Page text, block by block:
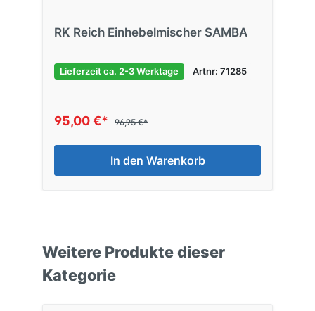
RK Reich Einhebelmischer SAMBA
Lieferzeit ca. 2-3 Werktage Artnr: 71285
95,00 €* 96,95 €*
In den Warenkorb
Weitere Produkte dieser
Kategorie